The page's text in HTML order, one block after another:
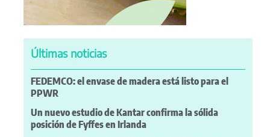
Últimas noticias
FEDEMCO: el envase de madera está listo para el
PPWR
Un nuevo estudio de Kantar confirma la sólida
posición de Fyffes en Irlanda